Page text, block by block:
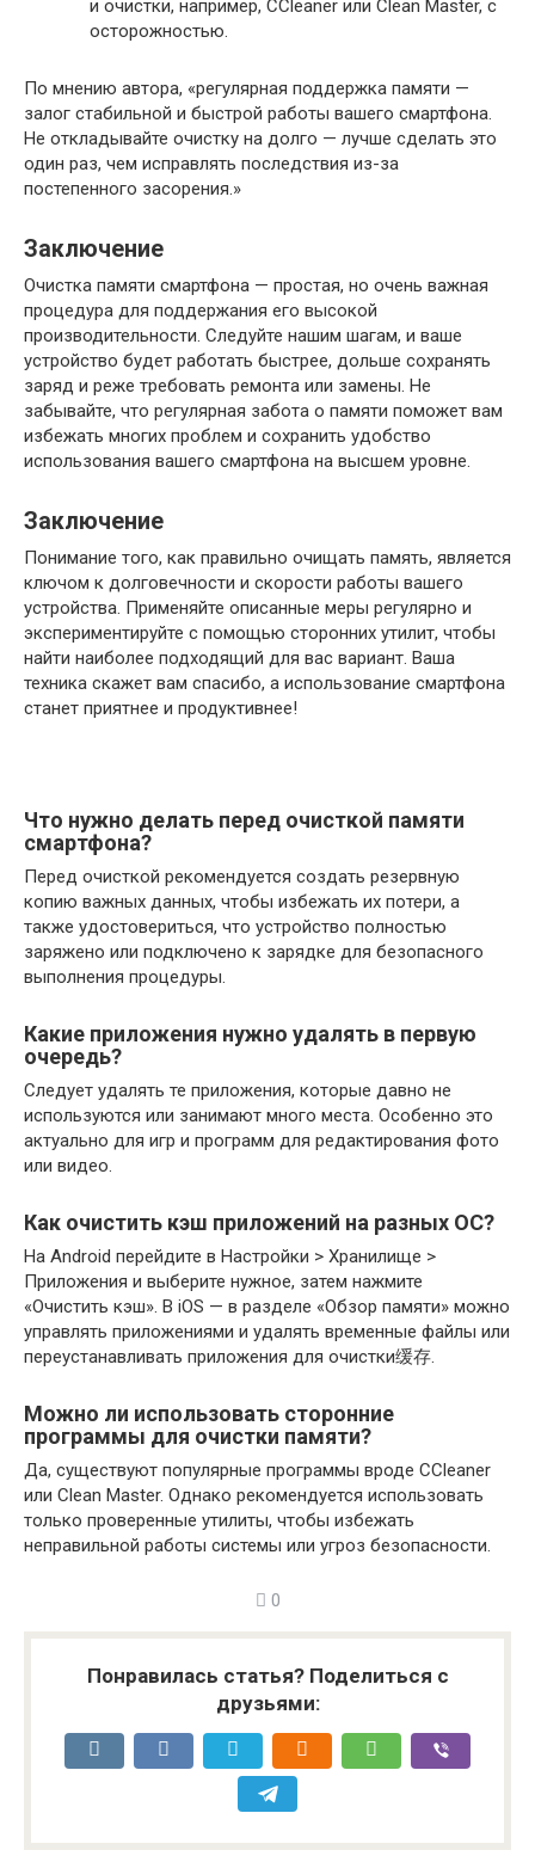
и очистки, например, CCleaner или Clean Master, с
осторожностью.
По мнению автора, «регулярная поддержка памяти —
залог стабильной и быстрой работы вашего смартфона.
Не откладывайте очистку на долго — лучше сделать это
один раз, чем исправлять последствия из-за
постепенного засорения.»
Заключение
Очистка памяти смартфона — простая, но очень важная
процедура для поддержания его высокой
производительности. Следуйте нашим шагам, и ваше
устройство будет работать быстрее, дольше сохранять
заряд и реже требовать ремонта или замены. Не
забывайте, что регулярная забота о памяти поможет вам
избежать многих проблем и сохранить удобство
использования вашего смартфона на высшем уровне.
Заключение
Понимание того, как правильно очищать память, является
ключом к долговечности и скорости работы вашего
устройства. Применяйте описанные меры регулярно и
экспериментируйте с помощью сторонних утилит, чтобы
найти наиболее подходящий для вас вариант. Ваша
техника скажет вам спасибо, а использование смартфона
станет приятнее и продуктивнее!
Что нужно делать перед очисткой памяти
смартфона?
Перед очисткой рекомендуется создать резервную
копию важных данных, чтобы избежать их потери, а
также удостовериться, что устройство полностью
заряжено или подключено к зарядке для безопасного
выполнения процедуры.
Какие приложения нужно удалять в первую
очередь?
Следует удалять те приложения, которые давно не
используются или занимают много места. Особенно это
актуально для игр и программ для редактирования фото
или видео.
Как очистить кэш приложений на разных ОС?
На Android перейдите в Настройки > Хранилище >
Приложения и выберите нужное, затем нажмите
«Очистить кэш». В iOS — в разделе «Обзор памяти» можно
управлять приложениями и удалять временные файлы или
переустанавливать приложения для очистки缓存.
Можно ли использовать сторонние
программы для очистки памяти?
Да, существуют популярные программы вроде CCleaner
или Clean Master. Однако рекомендуется использовать
только проверенные утилиты, чтобы избежать
неправильной работы системы или угроз безопасности.
0
Понравилась статья? Поделиться с
друзьями: